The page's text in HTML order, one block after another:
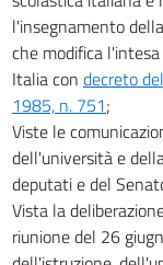
l'insegnamento
che modifica
Italia con decreto
1985, n. 751;
Viste le
dell'università e
deputati e del
Vista la
riunione del 26